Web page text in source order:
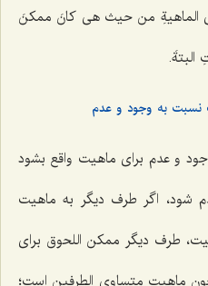
الماهیةِ من حیث هی کانَ ممکنَ
البتةَ.
نسبت به وجود و عدم
و عدم برای ماهیت واقع بشود
شود، اگر طرف دیگر به ماهیت
طرف دیگر ممکن اللحوق برای
ماهیت متساوی الطرفین است؛